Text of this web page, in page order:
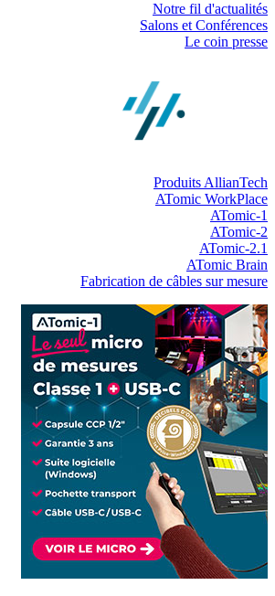
Notre fil d'actualités
Salons et Conférences
Le coin presse
Produits AllianTech
ATomic WorkPlace
ATomic-1
ATomic-2
ATomic-2.1
ATomic Brain
Fabrication de câbles sur mesure